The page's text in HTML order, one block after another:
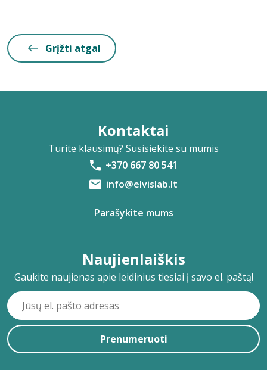
Grįžti atgal
Kontaktai
Turite klausimų? Susisiekite su mumis
+370 667 80 541
info@elvislab.lt
Parašykite mums
Naujienlaiškis
Gaukite naujienas apie leidinius tiesiai į savo el. paštą!
Prenumeruoti